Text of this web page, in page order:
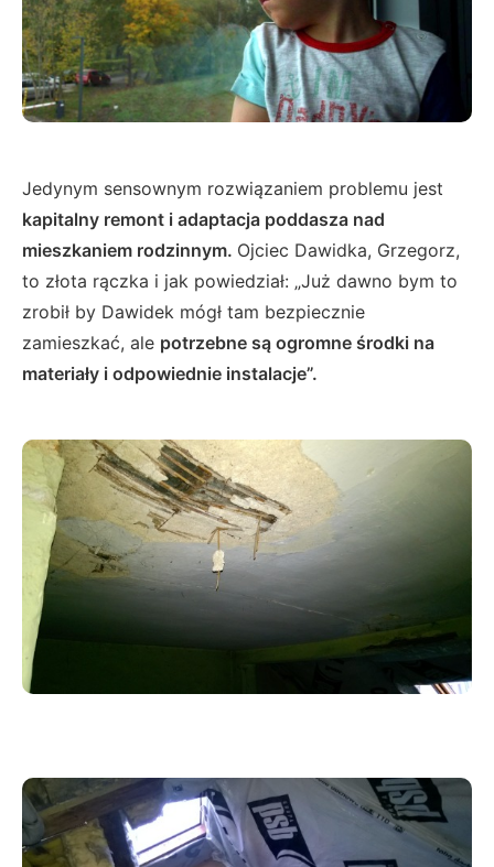
Jedynym sensownym rozwiązaniem problemu jest
kapitalny remont i adaptacja poddasza nad
mieszkaniem rodzinnym. Ojciec Dawidka, Grzegorz,
to złota rączka i jak powiedział: „Już dawno bym to
zrobił by Dawidek mógł tam bezpiecznie
zamieszkać, ale potrzebne są ogromne środki na
materiały i odpowiednie instalacje”.